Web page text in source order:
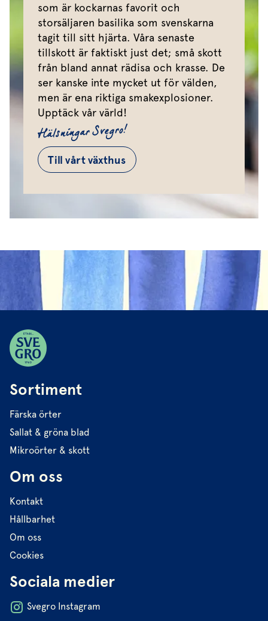
som är kockarnas favorit och
storsäljaren basilika som svenskarna
tagit till sitt hjärta. Våra senaste
tillskott är faktiskt just det; små skott
från bland annat rädisa och krasse. De
ser kanske inte mycket ut för välden,
men är ena riktiga smakexplosioner.
Upptäck vår värld!
Hälsningar Svegro!
Till vårt växthus
Sortiment
Färska örter
Sallat & gröna blad
Mikroörter & skott
Om oss
Kontakt
Hållbarhet
Om oss
Cookies
Sociala medier
Svegro Instagram